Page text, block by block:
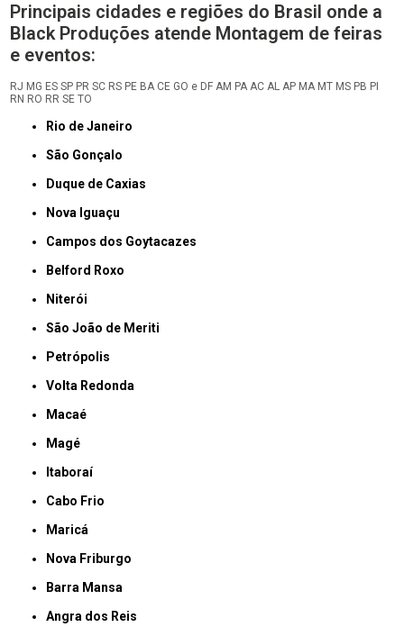
Principais cidades e regiões do Brasil onde a
Black Produções atende Montagem de feiras
e eventos:
RJ MG ES SP PR SC RS PE BA CE GO e DF AM PA AC AL AP MA MT MS PB PI
RN RO RR SE TO
Rio de Janeiro
São Gonçalo
Duque de Caxias
Nova Iguaçu
Campos dos Goytacazes
Belford Roxo
Niterói
São João de Meriti
Petrópolis
Volta Redonda
Macaé
Magé
Itaboraí
Cabo Frio
Maricá
Nova Friburgo
Barra Mansa
Angra dos Reis